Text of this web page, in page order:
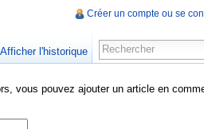
vous pouvez ajouter un article en
Créer un compte ou se
Afficher l'historique